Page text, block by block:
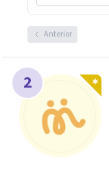
Anterior
2